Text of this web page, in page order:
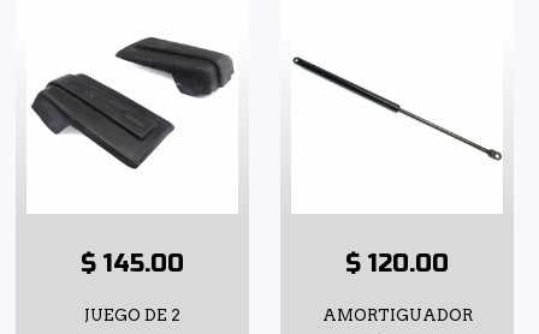
$ 145.00
JUEGO DE 2
$ 120.00
AMORTIGUADOR